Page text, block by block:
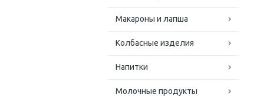
Макароны и лапша
Колбасные изделия
Напитки
Молочные продукты